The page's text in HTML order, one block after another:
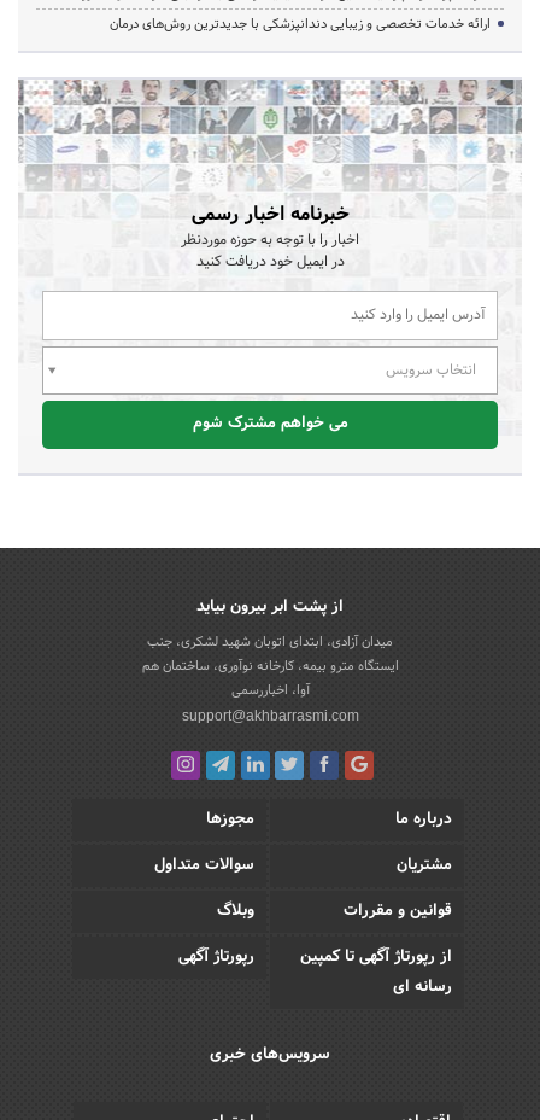
ارائه خدمات تخصصی و زیبایی دندانپزشکی با جدیدترین روش‌های درمان
خبرنامه اخبار رسمی
اخبار را با توجه به حوزه موردنظر
در ایمیل خود دریافت کنید
انتخاب سرویس
می خواهم مشترک شوم
از پشت ابر بیرون بیاید
میدان آزادی، ابتدای اتوبان شهید لشکری، جنب
ایستگاه مترو بیمه، کارخانه نوآوری، ساختمان هم
آوا، اخباررسمی
support@akhbarrasmi.com
درباره ما
مجوزها
مشتریان
سوالات متداول
قوانین و مقررات
وبلاگ
از رپورتاژ آگهی تا کمپین
رسانه ای
رپورتاژ آگهی
سرویس‌های خبری